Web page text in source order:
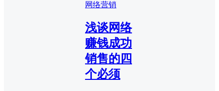
网络营销
浅谈网络
赚钱成功
销售的四
个必须